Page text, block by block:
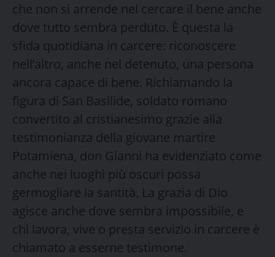
che non si arrende nel cercare il bene anche
dove tutto sembra perduto. È questa la
sfida quotidiana in carcere: riconoscere
nell’altro, anche nel detenuto, una persona
ancora capace di bene. Richiamando la
figura di San Basilide, soldato romano
convertito al cristianesimo grazie alla
testimonianza della giovane martire
Potamiena, don Gianni ha evidenziato come
anche nei luoghi più oscuri possa
germogliare la santità. La grazia di Dio
agisce anche dove sembra impossibile, e
chi lavora, vive o presta servizio in carcere è
chiamato a esserne testimone.